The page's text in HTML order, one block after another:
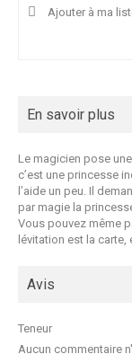
Ajouter à ma
En savoir plus
Le magicien pose
c’est une princesse
l’aide un peu. Il
par magie la
Vous pouvez même
lévitation est la
Avis
Teneur
Aucun commentaire